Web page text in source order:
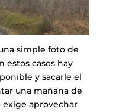
simple foto de
estos casos hay
y sacarle el
una mañana de
exige aprovechar